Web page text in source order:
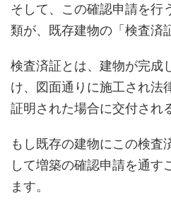
そして、この確認申請を行
類が、既存建物の「検査済
検査済証とは、建物が完成
け、図面通りに施工され法
証明された場合に交付され
もし既存の建物にこの検査
して増築の確認申請を通す
ます。